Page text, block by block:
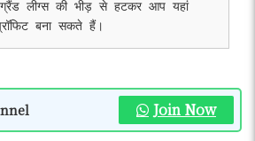
लीग्स की भीड़ से हटकर आप यहां
बना सकते हैं।
Join Now